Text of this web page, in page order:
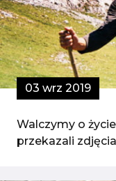
03 wrz 2019
Walczymy o
przekazali